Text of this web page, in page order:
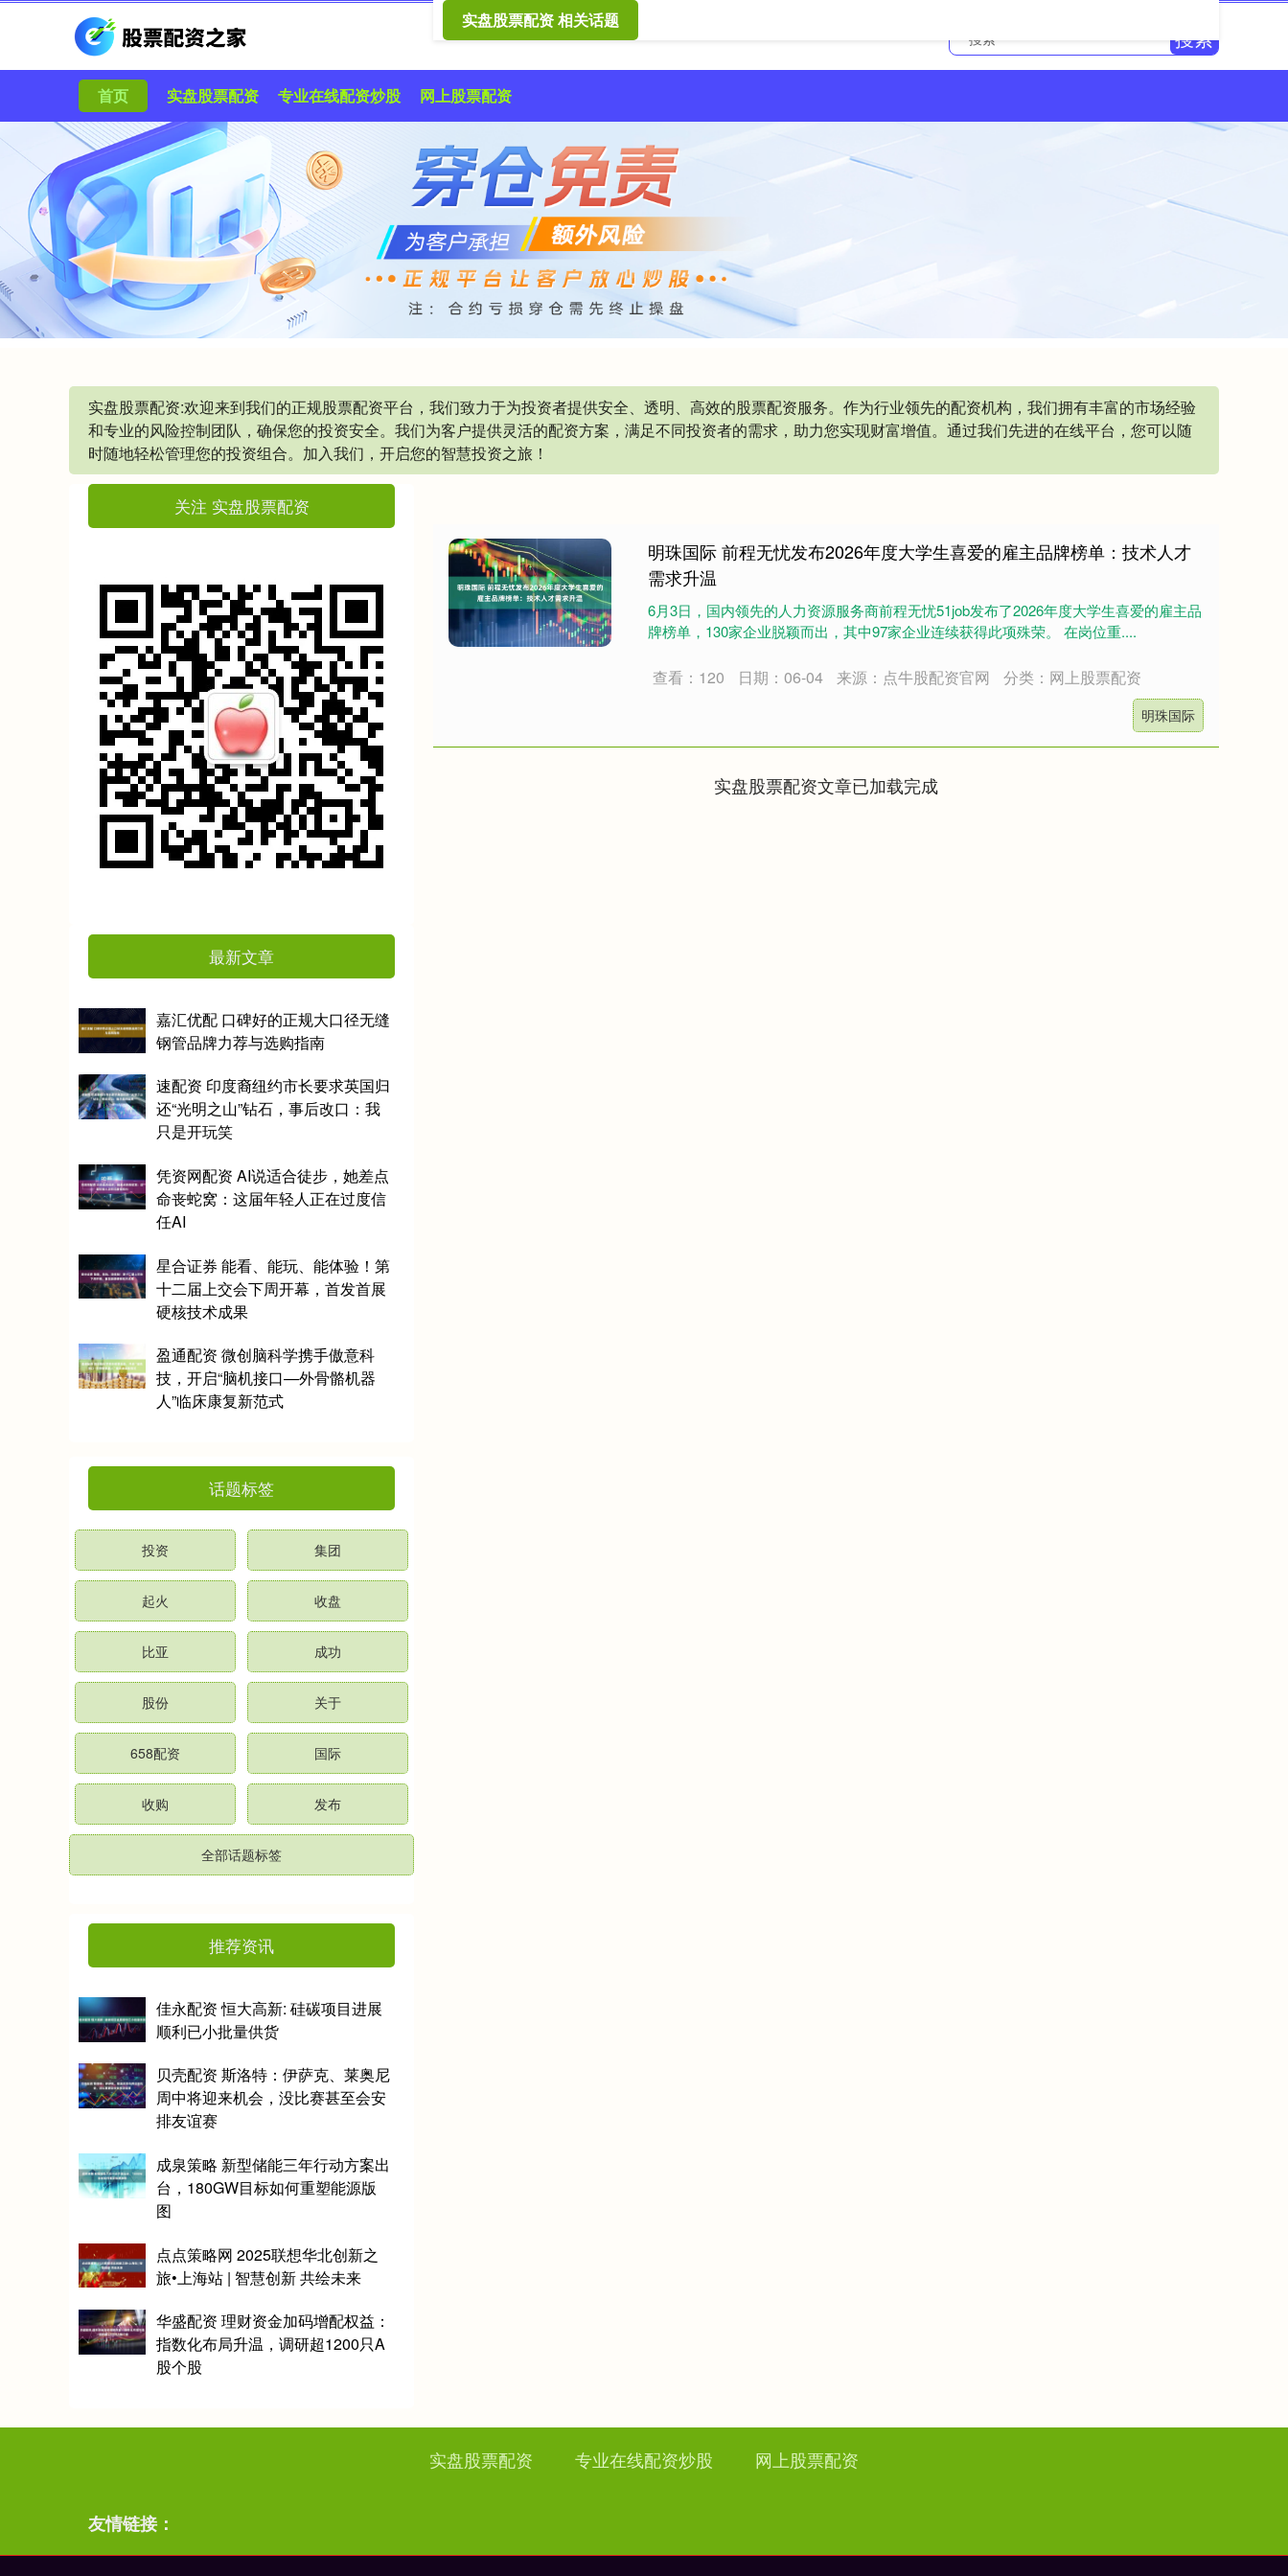
搜索
首页 实盘股票配资 专业在线配资炒股 网上股票配资
实盘股票配资:欢迎来到我们的正规股票配资平台，我们致力于为投资者提供安全、透明、高效的股票配资服务。作为行业领先的配资机构，我们拥有丰富的市场经验
和专业的风险控制团队，确保您的投资安全。我们为客户提供灵活的配资方案，满足不同投资者的需求，助力您实现财富增值。通过我们先进的在线平台，您可以随
时随地轻松管理您的投资组合。加入我们，开启您的智慧投资之旅！
实盘股票配资 相关话题
明珠国际 前程无忧发布2026年度大学生喜爱的雇主品牌榜单：技术人才
需求升温
6月3日，国内领先的人力资源服务商前程无忧51job发布了2026年度大学生喜爱的雇主品
牌榜单，130家企业脱颖而出，其中97家企业连续获得此项殊荣。 在岗位重....
查看：120 日期：06-04 来源：点牛股配资官网 分类：网上股票配资
明珠国际
实盘股票配资文章已加载完成
关注 实盘股票配资
最新文章
嘉汇优配 口碑好的正规大口径无缝
钢管品牌力荐与选购指南
速配资 印度裔纽约市长要求英国归
还“光明之山”钻石，事后改口：我
只是开玩笑
凭资网配资 AI说适合徒步，她差点
命丧蛇窝：这届年轻人正在过度信
任AI
星合证券 能看、能玩、能体验！第
十二届上交会下周开幕，首发首展
硬核技术成果
盈通配资 微创脑科学携手傲意科
技，开启“脑机接口—外骨骼机器
人”临床康复新范式
话题标签
投资 集团
起火 收盘
比亚 成功
股份 关于
658配资 国际
收购 发布
全部话题标签
推荐资讯
佳永配资 恒大高新: 硅碳项目进展
顺利已小批量供货
贝壳配资 斯洛特：伊萨克、莱奥尼
周中将迎来机会，没比赛甚至会安
排友谊赛
成泉策略 新型储能三年行动方案出
台，180GW目标如何重塑能源版
图
点点策略网 2025联想华北创新之
旅•上海站 | 智慧创新 共绘未来
华盛配资 理财资金加码增配权益：
指数化布局升温，调研超1200只A
股个股
实盘股票配资 专业在线配资炒股 网上股票配资
友情链接：